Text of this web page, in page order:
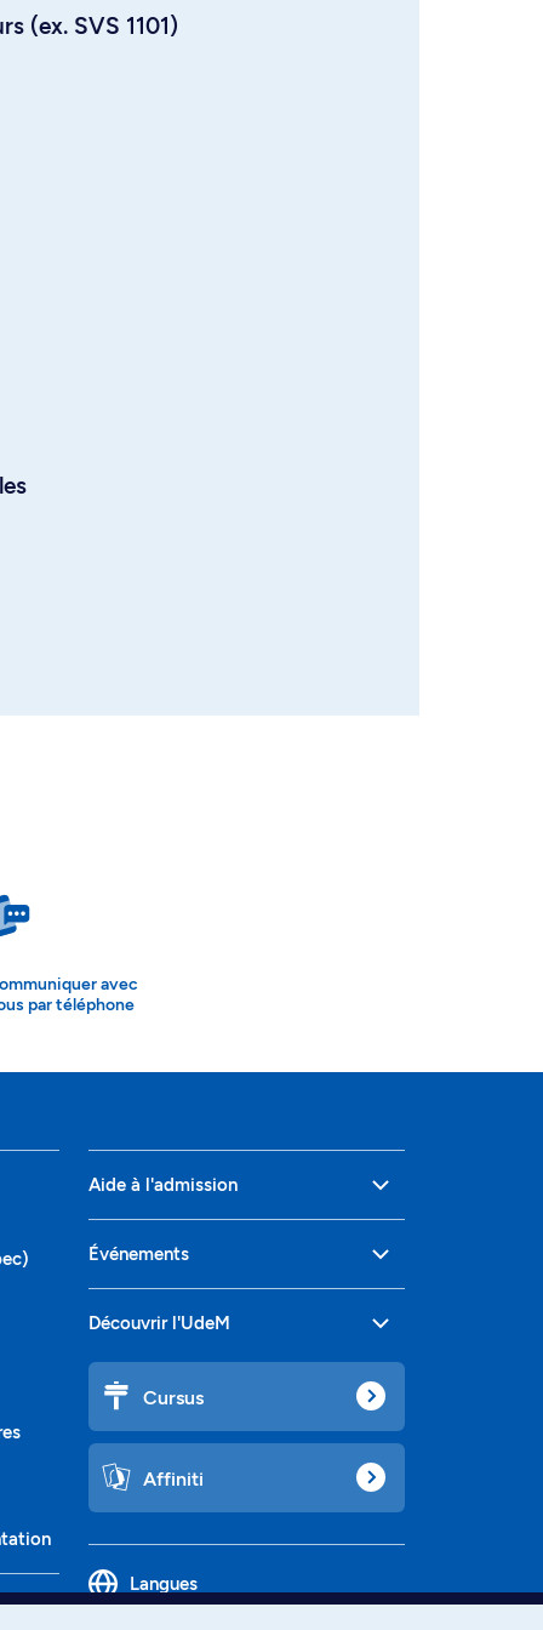
(ex. SVS 1101)
avec
par téléphone
Aide à l'admission
Événements
Découvrir l'UdeM
Cursus
Affiniti
Langues